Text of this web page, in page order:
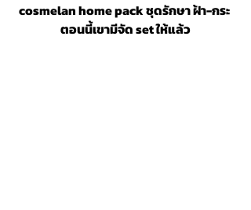
cosmelan home pack ชุดรักษา ฝ้า-กระ
ตอนนี้เขามีจัด set ให้แล้ว